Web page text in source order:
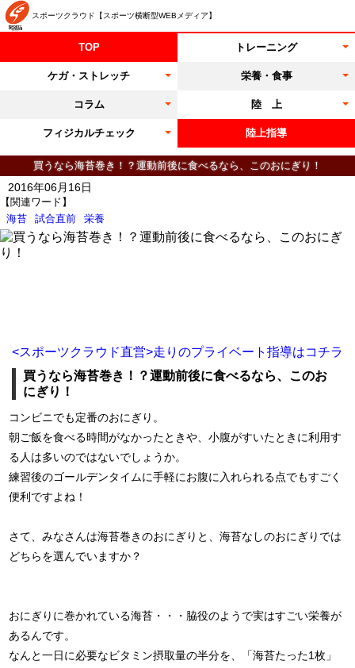
スポーツクラウド【スポーツ横断型WEBメディア】
TOP トレーニング
ケガ・ストレッチ 栄養・食事
コラム 陸 上
フィジカルチェック 陸上指導
買うなら海苔巻き！？運動前後に食べるなら、このおにぎり！
【関連ワード】
海苔
試合直前 栄養
2016年06月16日
<スポーツクラウド直営>走りのプライベート指導はコチラ
買うなら海苔巻き！？運動前後に食べるなら、このお
にぎり！
コンビニでも定番のおにぎり。
朝ご飯を食べる時間がなかったときや、小腹がすいたときに利用す
る人は多いのではないでしょうか。
練習後のゴールデンタイムに手軽にお腹に入れられる点でもすごく
便利ですよね！
さて、みなさんは海苔巻きのおにぎりと、海苔なしのおにぎりでは
どちらを選んでいますか？
おにぎりに巻かれている海苔・・・脇役のようで実はすごい栄養が
あるんです。
なんと一日に必要なビタミン摂取量の半分を、「海苔たった1枚」